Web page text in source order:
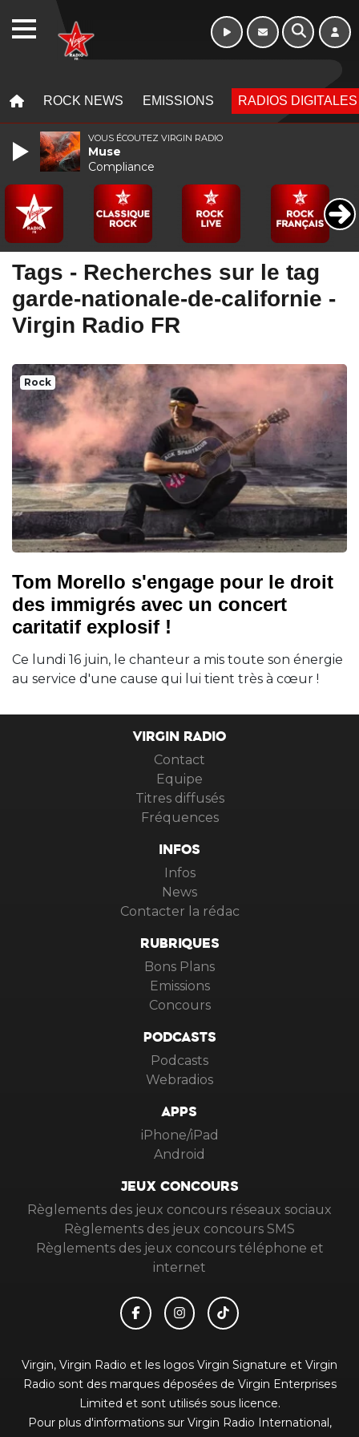
ROCK NEWS EMISSIONS RADIOS DIGITALES
Tags - Recherches sur le tag
garde-nationale-de-californie -
Virgin Radio FR
Rock
Tom Morello s'engage pour le droit
des immigrés avec un concert
caritatif explosif !
Ce lundi 16 juin, le chanteur a mis toute son énergie
au service d'une cause qui lui tient très à cœur !
VIRGIN RADIO
Contact
Equipe
Titres diffusés
Fréquences
INFOS
Infos
News
Contacter la rédac
RUBRIQUES
Bons Plans
Emissions
Concours
PODCASTS
Podcasts
Webradios
APPS
iPhone/iPad
Android
JEUX CONCOURS
Règlements des jeux concours réseaux sociaux
Règlements des jeux concours SMS
Règlements des jeux concours téléphone et
internet
Virgin, Virgin Radio et les logos Virgin Signature et Virgin
Radio sont des marques déposées de Virgin Enterprises
Limited et sont utilisés sous licence.
Pour plus d'informations sur Virgin Radio International,
VOUS ÉCOUTEZ VIRGIN RADIO
Muse
Compliance
WEBRADIO Morning - 6h à 10h